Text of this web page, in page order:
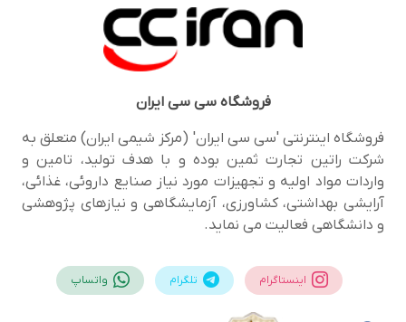
فروشگاهسی سی ایران
فروشگاه اینترنتی 'سی سی ایران' (مرکز شیمی ایران) متعلق به
شرکت راتین تجارت ثمین بوده و با هدف تولید، تامین و
واردات مواد اولیه و تجهیزات مورد نیاز صنایع داروئی، غذائی،
آرایشی بهداشتی، کشاورزی، آزمایشگاهی و نیازهای پژوهشی
و دانشگاهی فعالیت می نماید.
اینستاگرام تلگرام واتساپ